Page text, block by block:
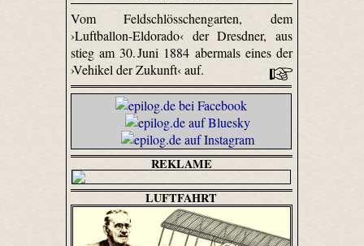
Vom Feld­schlösschen­garten, dem
›Luftballon-Eldorado‹ der Dresdner, aus
stieg am 30. Juni 1884 abermals eines der
›Vehikel der Zukunft‹ auf.
REKLAME
LUFTFAHRT